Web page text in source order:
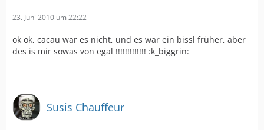
23. Juni 2010 um 22:22
ok ok, cacau war es nicht, und es war ein bissl früher, aber
des is mir sowas von egal !!!!!!!!!!!!! :k_biggrin:
Susis Chauffeur